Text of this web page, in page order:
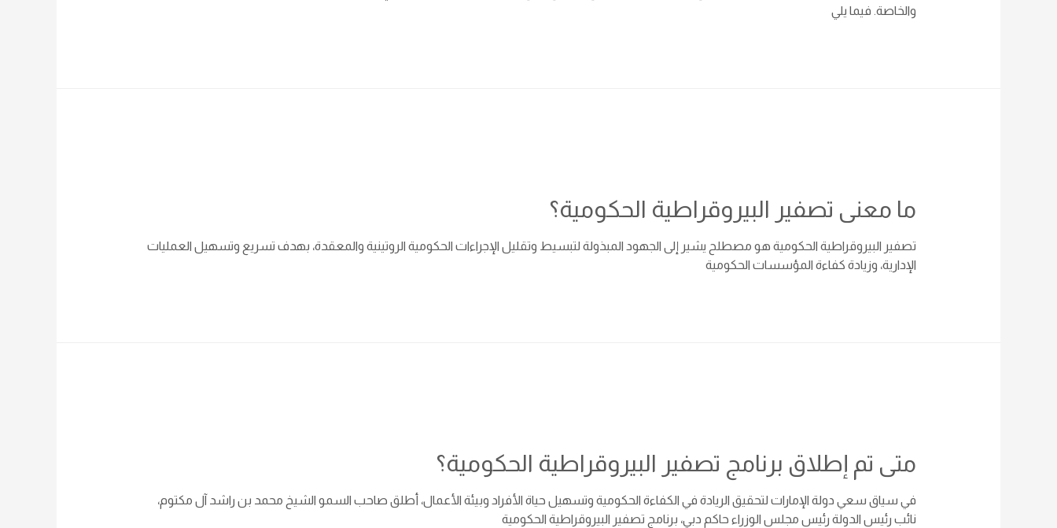
والخاصة. فيما يلي
ما معنى تصفير البيروقراطية الحكومية؟
تصفير البيروقراطية الحكومية هو مصطلح يشير إلى الجهود المبذولة لتبسيط وتقليل الإجراءات الحكومية الروتينية والمعقدة، بهدف تسريع وتسهيل العمليات
الإدارية، وزيادة كفاءة المؤسسات الحكومية
متى تم إطلاق برنامج تصفير البيروقراطية الحكومية؟
في سياق سعي دولة الإمارات لتحقيق الريادة في الكفاءة الحكومية وتسهيل حياة الأفراد وبيئة الأعمال، أطلق صاحب السمو الشيخ محمد بن راشد آل مكتوم،
نائب رئيس الدولة رئيس مجلس الوزراء حاكم دبي، برنامج تصفير البيروقراطية الحكومية